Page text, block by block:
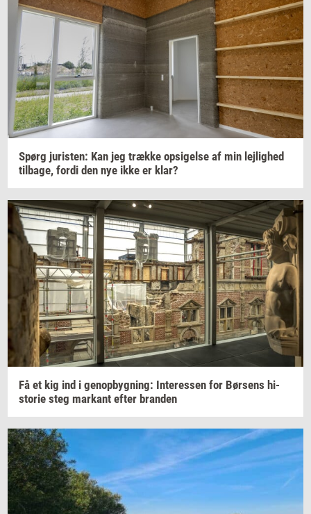
Spørg juri­sten: Kan jeg træk­ke op­si­gel­se af min lej­lig­hed
til­ba­ge, fordi den nye ikke er klar?
Få et kig ind i genop­byg­ning: In­ter­es­sen for Bør­sens hi­
sto­rie steg mar­kant efter bran­den